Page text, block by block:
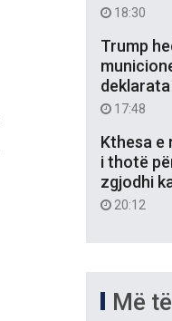
18:30
Trump
17:48
Kthesa e
i thotë
zgjodhi
20:12
Më